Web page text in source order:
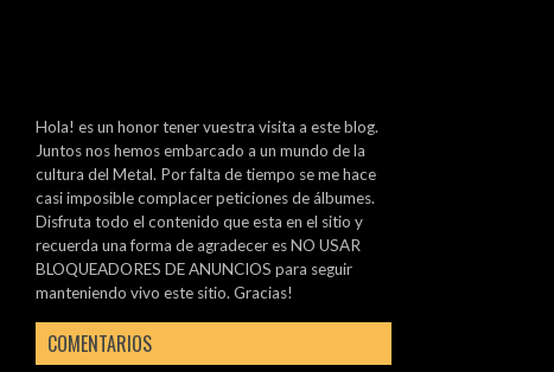
Hola! es un honor tener vuestra visita a este blog.
Juntos nos hemos embarcado a un mundo de la
cultura del Metal. Por falta de tiempo se me hace
casi imposible complacer peticiones de álbumes.
Disfruta todo el contenido que esta en el sitio y
recuerda una forma de agradecer es NO USAR
BLOQUEADORES DE ANUNCIOS para seguir
manteniendo vivo este sitio. Gracias!
COMENTARIOS